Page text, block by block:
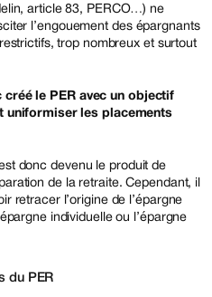
article 83, PERCO…) ne
l’engouement des épargnants
trop nombreux et surtout
créé le PER avec un objectif
uniformiser les placements
donc devenu le produit de
de la retraite. Cependant, il
retracer l’origine de l’épargne
individuelle ou l’épargne
du PER